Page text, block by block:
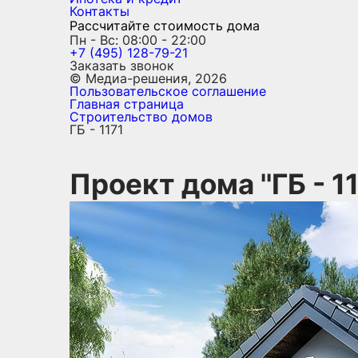
Контакты
Рассчитайте стоимость дома
Пн - Вс: 08:00 - 22:00
+7 (495) 128-79-21
Заказать звонок
© Медиа-решения, 2026
Пользовательское соглашение
Главная страница
Строительство домов
ГБ - 1171
Проект дома ''ГБ -